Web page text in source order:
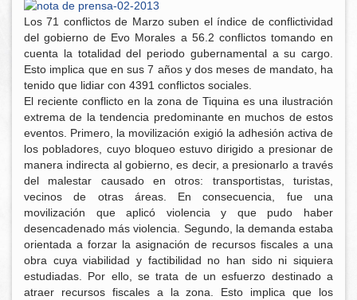
Los 71 conflictos de Marzo suben el índice de conflictividad
del gobierno de Evo Morales a 56.2 conflictos tomando en
cuenta la totalidad del periodo gubernamental a su cargo.
Esto implica que en sus 7 años y dos meses de mandato, ha
tenido que lidiar con 4391 conflictos sociales.
El reciente conflicto en la zona de Tiquina es una ilustración
extrema de la tendencia predominante en muchos de estos
eventos. Primero, la movilización exigió la adhesión activa de
los pobladores, cuyo bloqueo estuvo dirigido a presionar de
manera indirecta al gobierno, es decir, a presionarlo a través
del malestar causado en otros: transportistas, turistas,
vecinos de otras áreas. En consecuencia, fue una
movilización que aplicó violencia y que pudo haber
desencadenado más violencia. Segundo, la demanda estaba
orientada a forzar la asignación de recursos fiscales a una
obra cuya viabilidad y factibilidad no han sido ni siquiera
estudiadas. Por ello, se trata de un esfuerzo destinado a
atraer recursos fiscales a la zona. Esto implica que los